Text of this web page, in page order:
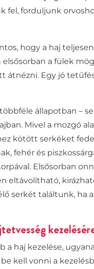
fel, forduljunk
hogy a haj
a fülek
átnézni. Egy jó
állapotban –
Mivel a mozgó
kötött serkéket
fehér és
Elsősorban
eltávolítható,
serkét találtunk, ha
a haj kezelése,
kell vonni a